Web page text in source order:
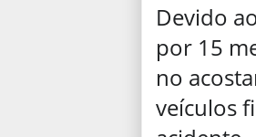
Devido
por 15
no
veículos